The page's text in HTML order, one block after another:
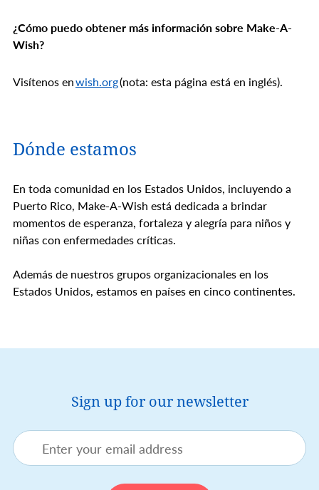
¿Cómo puedo obtener más información sobre Make-A-
Wish?
Visítenos enwish.org(nota: esta página está en inglés).
Dónde estamos
En toda comunidad en los Estados Unidos, incluyendo a
Puerto Rico, Make-A-Wish está dedicada a brindar
momentos de esperanza, fortaleza y alegría para niños y
niñas con enfermedades críticas.
Además de nuestros grupos organizacionales en los
Estados Unidos, estamos en países en cinco continentes.
Sign up for our newsletter